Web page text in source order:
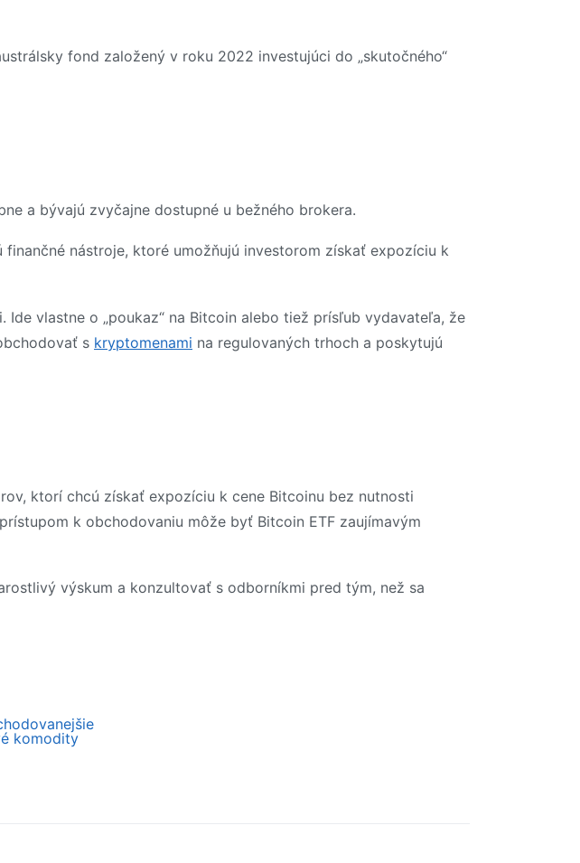
fond založený v roku 2022 investujúci do „skutočného“
a bývajú zvyčajne dostupné u bežného brokera.
finančné nástroje, ktoré umožňujú investorom získať expozíciu k
vlastne o „poukaz“ na Bitcoin alebo tiež prísľub vydavateľa, že
s kryptomenami na regulovaných trhoch a poskytujú
ktorí chcú získať expozíciu k cene Bitcoinu bez nutnosti
k obchodovaniu môže byť Bitcoin ETF zaujímavým
výskum a konzultovať s odborníkmi pred tým, než sa
komodity